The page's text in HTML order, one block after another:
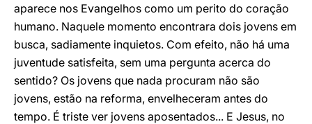
aparece nos Evangelhos como um perito do coração
humano. Naquele momento encontrara dois jovens em
busca, sadiamente inquietos. Com efeito, não há uma
juventude satisfeita, sem uma pergunta acerca do
sentido? Os jovens que nada procuram não são
jovens, estão na reforma, envelheceram antes do
tempo. É triste ver jovens aposentados... E Jesus, no